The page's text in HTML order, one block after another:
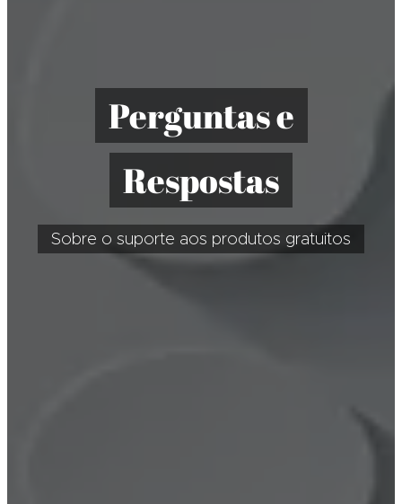
Perguntas e
Respostas
Sobre o suporte aos produtos gratuitos